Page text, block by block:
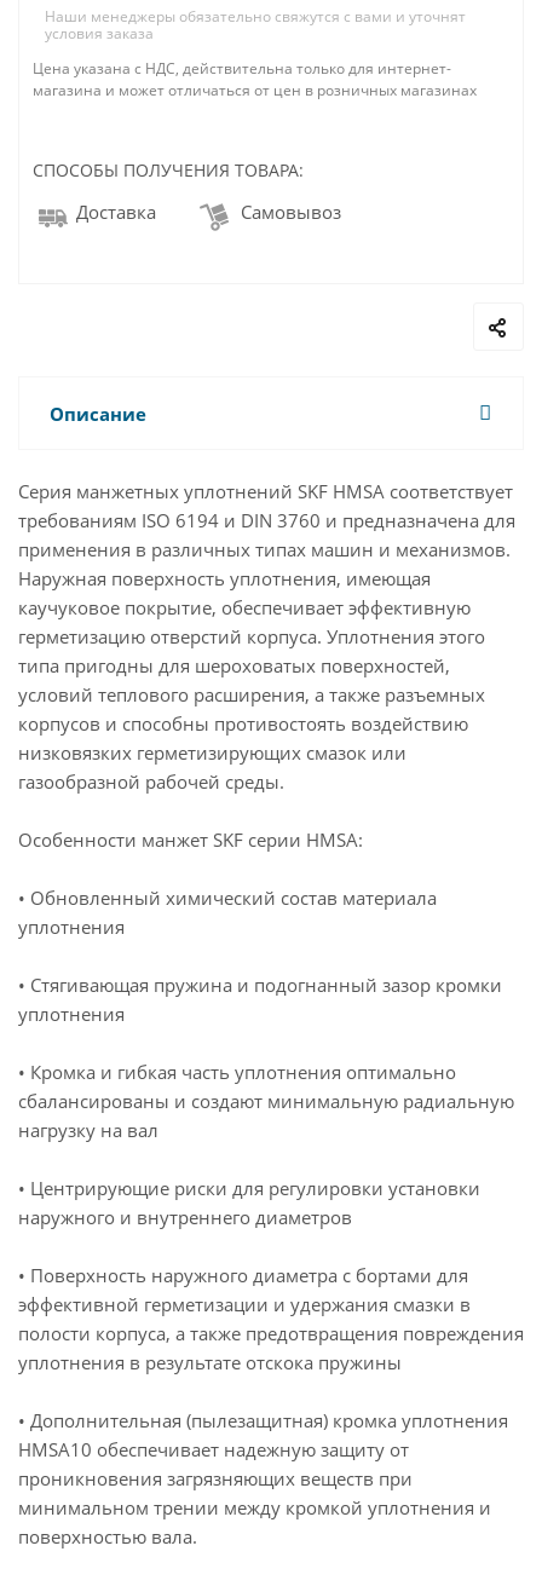
Наши менеджеры обязательно свяжутся с вами и уточнят
условия заказа
Цена указана с НДС, действительна только для интернет-
магазина и может отличаться от цен в розничных магазинах
СПОСОБЫ ПОЛУЧЕНИЯ ТОВАРА:
Доставка Самовывоз
Описание
Серия манжетных уплотнений SKF HMSA соответствует
требованиям ISO 6194 и DIN 3760 и предназначена для
применения в различных типах машин и механизмов.
Наружная поверхность уплотнения, имеющая
каучуковое покрытие, обеспечивает эффективную
герметизацию отверстий корпуса. Уплотнения этого
типа пригодны для шероховатых поверхностей,
условий теплового расширения, а также разъемных
корпусов и способны противостоять воздействию
низковязких герметизирующих смазок или
газообразной рабочей среды.
Особенности манжет SKF серии HMSA:
• Обновленный химический состав материала
уплотнения
• Стягивающая пружина и подогнанный зазор кромки
уплотнения
• Кромка и гибкая часть уплотнения оптимально
сбалансированы и создают минимальную радиальную
нагрузку на вал
• Центрирующие риски для регулировки установки
наружного и внутреннего диаметров
• Поверхность наружного диаметра с бортами для
эффективной герметизации и удержания смазки в
полости корпуса, а также предотвращения повреждения
уплотнения в результате отскока пружины
• Дополнительная (пылезащитная) кромка уплотнения
HMSA10 обеспечивает надежную защиту от
проникновения загрязняющих веществ при
минимальном трении между кромкой уплотнения и
поверхностью вала.